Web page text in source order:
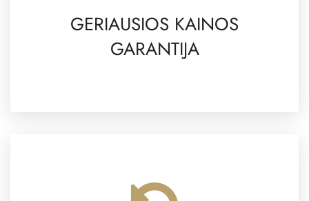
GERIAUSIOS KAINOS
GARANTIJA